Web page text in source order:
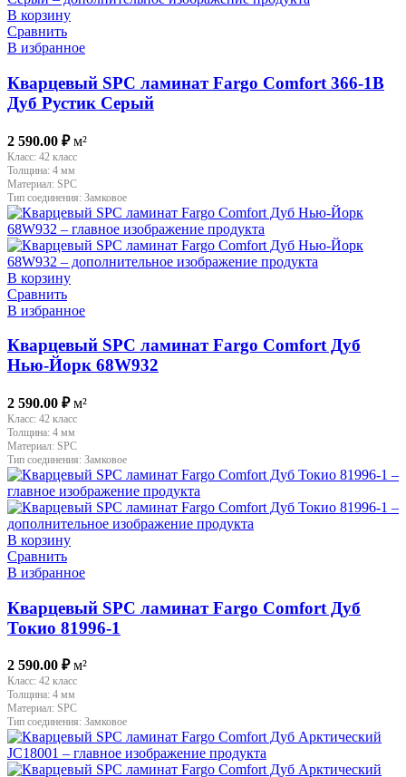
В корзину
Сравнить
В избранное
Кварцевый SPC ламинат Fargo Comfort 366-1B
Дуб Рустик Серый
2 590.00 ₽м²
Класс: 42 класс
Толщина: 4 мм
Материал: SPC
Тип соединения: Замковое
В корзину
Сравнить
В избранное
Кварцевый SPC ламинат Fargo Comfort Дуб
Нью-Йорк 68W932
2 590.00 ₽м²
Класс: 42 класс
Толщина: 4 мм
Материал: SPC
Тип соединения: Замковое
В корзину
Сравнить
В избранное
Кварцевый SPC ламинат Fargo Comfort Дуб
Токио 81996-1
2 590.00 ₽м²
Класс: 42 класс
Толщина: 4 мм
Материал: SPC
Тип соединения: Замковое